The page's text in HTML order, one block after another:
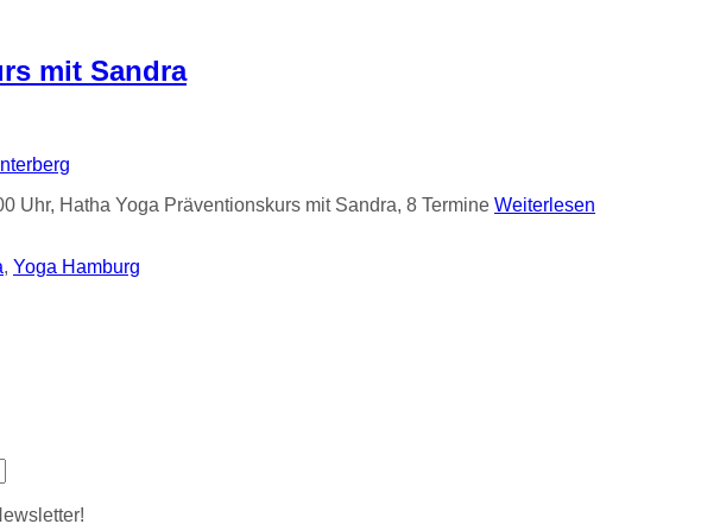
mit Sandra
Uhr, Hatha Yoga Präventionskurs mit Sandra, 8 Termine Weiterlesen
, Yoga Hamburg